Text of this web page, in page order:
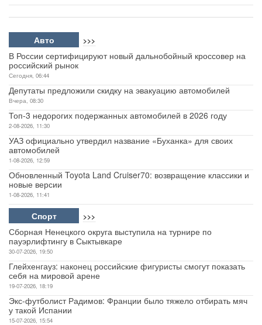
Авто >>>
В России сертифицируют новый дальнобойный кроссовер на
российский рынок
Сегодня, 06:44
Депутаты предложили скидку на эвакуацию автомобилей
Вчера, 08:30
Топ-3 недорогих подержанных автомобилей в 2026 году
2-08-2026, 11:30
УАЗ официально утвердил название «Буханка» для своих
автомобилей
1-08-2026, 12:59
Обновленный Toyota Land Cruiser70: возвращение классики и
новые версии
1-08-2026, 11:41
Спорт >>>
Сборная Ненецкого округа выступила на турнире по
пауэрлифтингу в Сыктывкаре
30-07-2026, 19:50
Глейхенгауз: наконец российские фигуристы смогут показать
себя на мировой арене
19-07-2026, 18:19
Экс-футболист Радимов: Франции было тяжело отбирать мяч
у такой Испании
15-07-2026, 15:54